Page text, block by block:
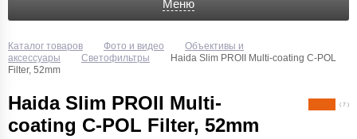
Меню
Каталог товаров Фото и видео
Объективы и
аксессуары
Светофильтры
Haida Slim PROII Multi-coating C-POL
Filter, 52mm
Haida Slim PROII Multi-
coating C-POL Filter, 52mm
( 7 )